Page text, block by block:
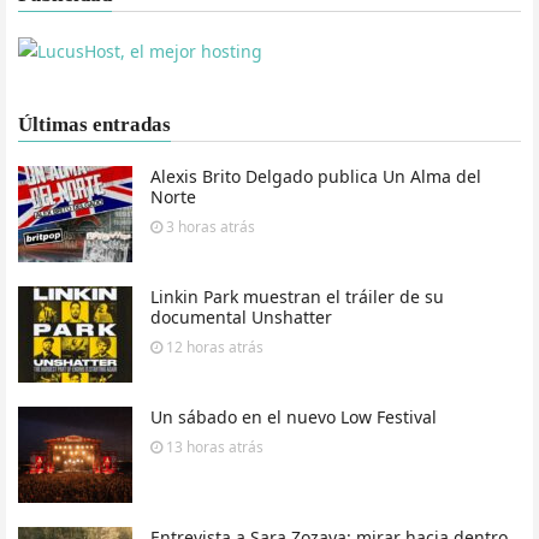
Últimas entradas
Alexis Brito Delgado publica Un Alma del
Norte
3 horas atrás
Linkin Park muestran el tráiler de su
documental Unshatter
12 horas atrás
Un sábado en el nuevo Low Festival
13 horas atrás